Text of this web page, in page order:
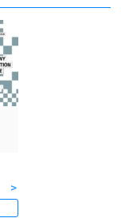
>